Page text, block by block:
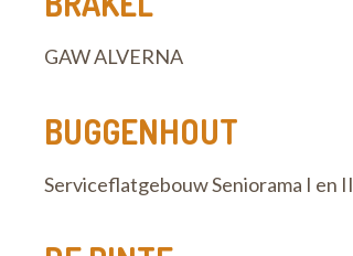
GAW ALVERNA
BUGGENHOUT
Serviceflatgebouw Seniorama I en II